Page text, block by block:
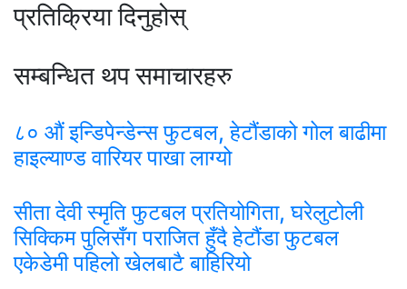
प्रतिक्रिया दिनुहोस्
सम्बन्धित थप समाचारहरु
८० औं इन्डिपेन्डेन्स फुटबल, हेटौंडाको गोल बाढीमा
हाइल्याण्ड वारियर पाखा लाग्यो
सीता देवी स्मृति फुटबल प्रतियोगिता, घरेलुटोली
सिक्किम पुलिसँग पराजित हुँदै हेटौंडा फुटबल
एकेडेमी पहिलो खेलबाटै बाहिरियो